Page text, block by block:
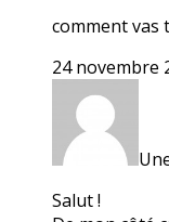
comment vas
24 novembre
Salut !